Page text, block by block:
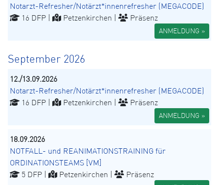
Notarzt-Refresher/Notärzt*innenrefresher (MEGACODE)
16 DFP |
Petzenkirchen | Präsenz
ANMELDUNG »
September 2026
12./13.09.2026
Notarzt-Refresher/Notärzt*innenrefresher (MEGACODE)
16 DFP |
Petzenkirchen | Präsenz
ANMELDUNG »
18.09.2026
NOTFALL- und REANIMATIONSTRAINING für
ORDINATIONSTEAMS [VM]
5 DFP |
Petzenkirchen | Präsenz